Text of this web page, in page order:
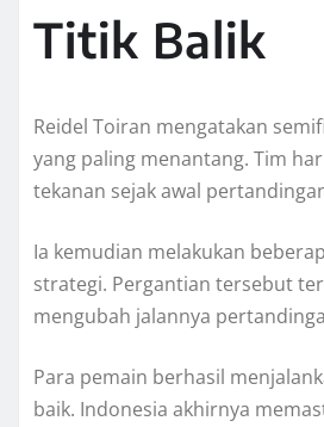
Titik Balik
Reidel Toiran mengatakan
yang paling menantang. Tim
tekanan sejak awal
Ia kemudian melakukan
strategi. Pergantian tersebut
mengubah jalannya
Para pemain berhasil
baik. Indonesia akhirnya